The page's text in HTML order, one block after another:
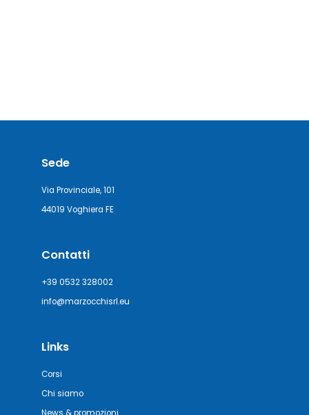
Sede
Via Provinciale, 101
44019 Voghiera FE
Contatti
+39 0532 328002
info@marzocchisrl.eu
Links
Corsi
Chi siamo